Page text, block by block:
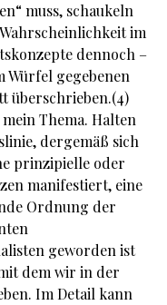
muss, schaukeln
im
dennoch –
gegebenen
überschrieben.(4)
Thema. Halten
dergemäß sich
prinzipielle oder
manifestiert, eine
Ordnung der
geworden ist
dem wir in der
Im Detail kann